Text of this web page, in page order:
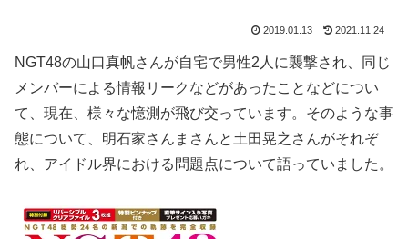
2019.01.13 2021.11.24
NGT48の山口真帆さんが自宅で男性2人に襲撃され、同じ
メンバーによる情報リークなどがあったことなどについ
て、現在、様々な憶測が飛び交っています。そのような事
態について、明石家さんまさんと土田晃之さんがそれぞ
れ、アイドル界における問題点について語っていました。